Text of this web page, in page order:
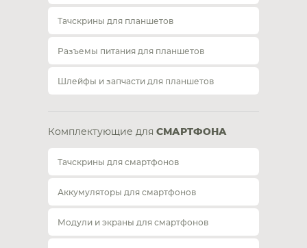
Тачскрины для планшетов
Разъемы питания для планшетов
Шлейфы и запчасти для планшетов
Комплектующие для СМАРТФОНА
Тачскрины для смартфонов
Аккумуляторы для смартфонов
Модули и экраны для смартфонов